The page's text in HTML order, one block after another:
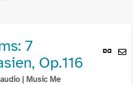
Lien
7
Op.116
| Music Me